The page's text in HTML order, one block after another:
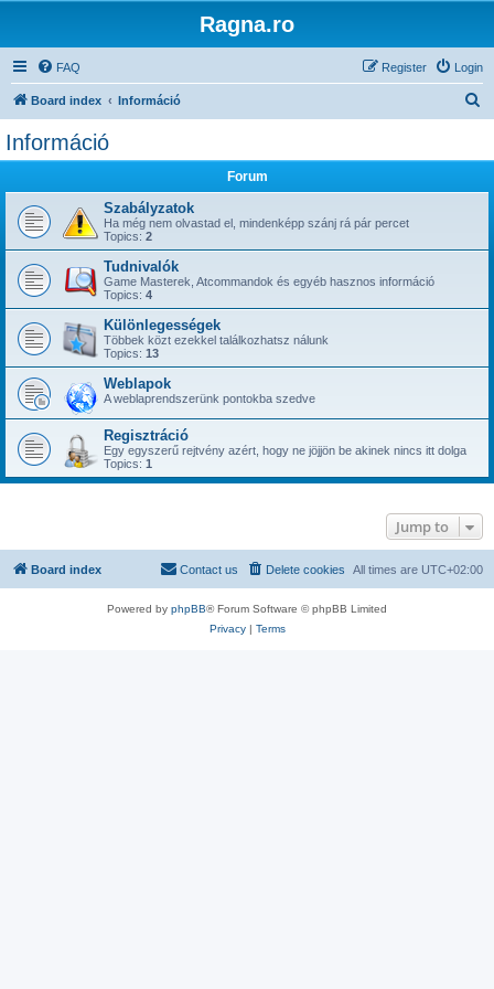
Ragna.ro
FAQ Login
Register
Board index Információ
Információ
Forum
Szabályzatok
Ha még nem olvastad el, mindenképp szánj rá pár percet
Topics: 2
Tudnivalók
Game Masterek, Atcommandok és egyéb hasznos információ
Topics: 4
Különlegességek
Többek közt ezekkel találkozhatsz nálunk
Topics: 13
Weblapok
A weblaprendszerünk pontokba szedve
Regisztráció
Egy egyszerű rejtvény azért, hogy ne jöjjön be akinek nincs itt dolga
Topics: 1
Jump to
Board index All times are UTC+02:00
Delete cookies
Contact us
Powered by phpBB® Forum Software © phpBB Limited
Privacy| Terms